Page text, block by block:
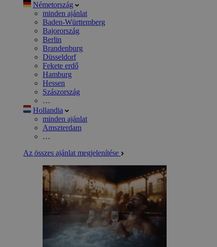
Németország
minden ajánlat
Baden-Württemberg
Bajorország
Berlin
Brandenburg
Düsseldorf
Fekete erdő
Hamburg
Hessen
Szászország
…
Hollandia
minden ajánlat
Amszterdam
…
Az összes ajánlat megjelenítése